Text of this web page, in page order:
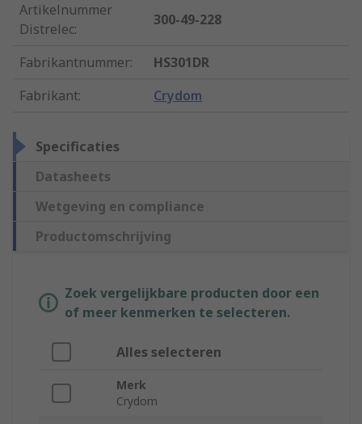
Artikelnummer
Distrelec:
300-49-228
Fabrikantnummer:
HS301DR
Fabrikant: Crydom
Specificaties
Datasheets
Wetgeving en compliance
Productomschrijving
Zoek vergelijkbare producten door een
of meer kenmerken te selecteren.
Alles selecteren
Merk
Crydom